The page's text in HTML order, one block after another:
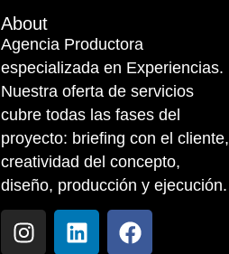
About
Agencia Productora
especializada en Experiencias.
Nuestra oferta de servicios
cubre todas las fases del
proyecto: briefing con el cliente,
creatividad del concepto,
diseño, producción y ejecución.